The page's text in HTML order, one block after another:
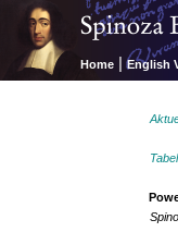
Home | English